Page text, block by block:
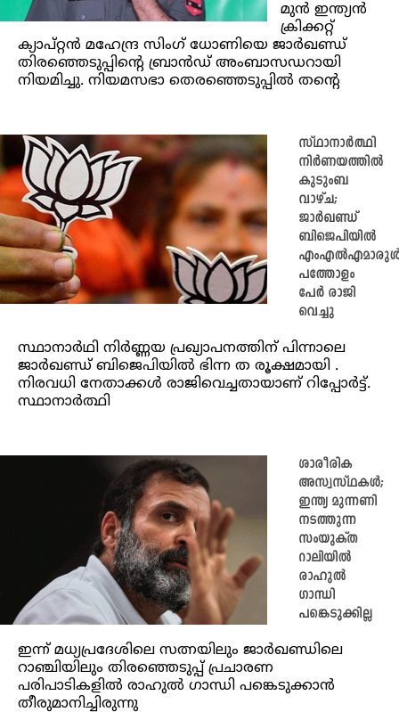
മുൻ ഇന്ത്യൻ
ക്രിക്കറ്റ്
ക്യാപ്റ്റൻ മഹേന്ദ്ര സിംഗ് ധോണിയെ ജാർഖണ്ഡ്
തിരഞ്ഞെടുപ്പിൻ്റെ ബ്രാൻഡ് അംബാസഡറായി
നിയമിച്ചു. നിയമസഭാ തെരഞ്ഞെടുപ്പിൽ തൻ്റെ
സ്ഥാനാർത്ഥി
നിർണയത്തിൽ
കുടുംബ
വാഴ്ച;
ജാർഖണ്ഡ്
ബിജെപിയിൽ
പത്തോളം
പേർ രാജി
വെച്ചു
സ്ഥാനാർഥി നിർണ്ണയ പ്രഖ്യാപനത്തിന് പിന്നാലെ
ജാർഖണ്ഡ് ബിജെപിയിൽ ഭിന്ന ത രൂക്ഷമായി .
നിരവധി നേതാക്കൾ രാജിവെച്ചതായാണ് റിപ്പോർട്ട്.
സ്ഥാനാർത്ഥി
ശാരീരിക
അസ്വസ്ഥകൾ;
ഇന്ത്യ മുന്നണി
നടത്തുന്ന
സംയുക്ത
റാലിയിൽ
രാഹുൽ
ഗാന്ധി
പങ്കെടുക്കില്ല
ഇന്ന് മധ്യപ്രദേശിലെ സത്നയിലും ജാർഖണ്ഡിലെ
റാഞ്ചിയിലും തിരഞ്ഞെടുപ്പ് പ്രചാരണ
പരിപാടികളിൽ രാഹുൽ ഗാന്ധി പങ്കെടുക്കാൻ
തീരുമാനിച്ചിരുന്നു